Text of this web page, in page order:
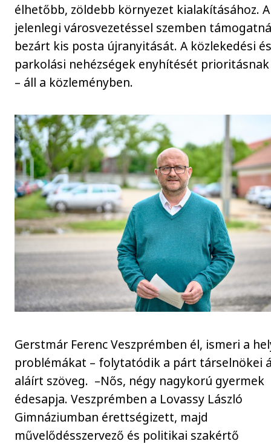
élhetőbb, zöldebb környezet kialakításához. A
jelenlegi városvezetéssel szemben
bezárt kis posta újranyitását. A közlekedési
parkolási nehézségek enyhítését
– áll a közleményben.
Gerstmár Ferenc Veszprémben él, ismeri a
problémákat – folytatódik a párt társelnökei
aláírt szöveg. –Nős, négy nagykorú gyermek
édesapja. Veszprémben a Lovassy László
Gimnáziumban érettségizett, majd
művelődésszervező és politikai szakértő